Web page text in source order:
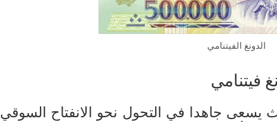
الدونغ الفيتنامي
يسعى جاهدا في التحول نحو الانفتاح السوقي